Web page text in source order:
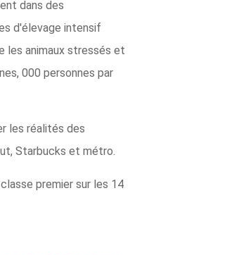
dans des
d'élevage intensif
les animaux stressés et
000 personnes par
les réalités des
Starbucks et métro.
premier sur les 14